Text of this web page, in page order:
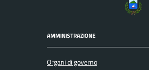
AMMINISTRAZIONE
Organi di governo